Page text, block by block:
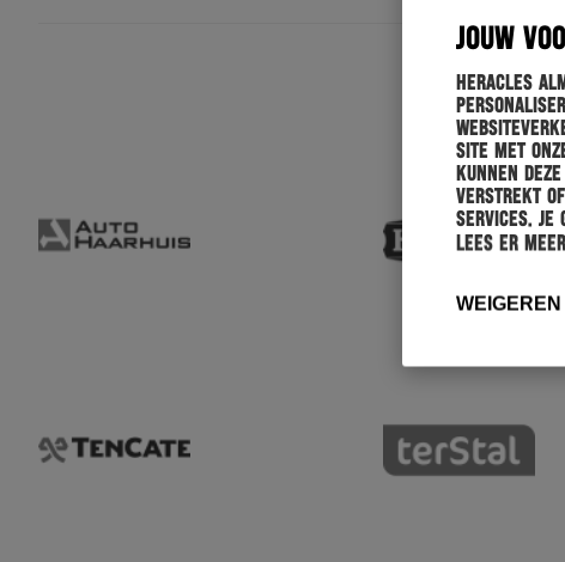
JOUW
Heracles
site met
kunnen
verstrekt of
services. Je
Lees er
WEIGEREN